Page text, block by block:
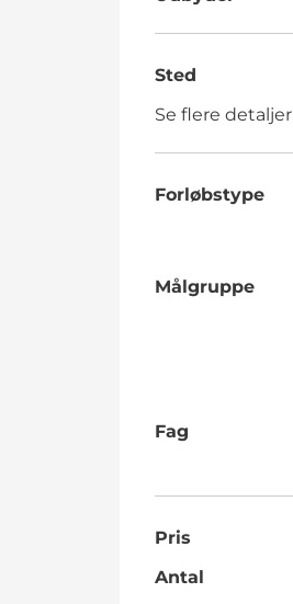
Sted
Se flere detaljer
Forløbstype
Målgruppe
Fag
Pris
Antal